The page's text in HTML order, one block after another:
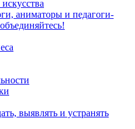
аниматоры и педагоги-
выявлять и устранять